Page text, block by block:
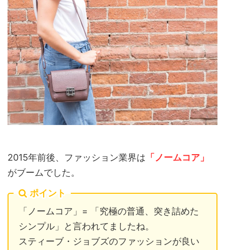
2015年前後、ファッション業界は 「ノームコア」
がブームでした。
ポイント
「ノームコア」= 「究極の普通、突き詰めた
シンプル」と言われてましたね。
スティーブ・ジョブズのファッションが良い